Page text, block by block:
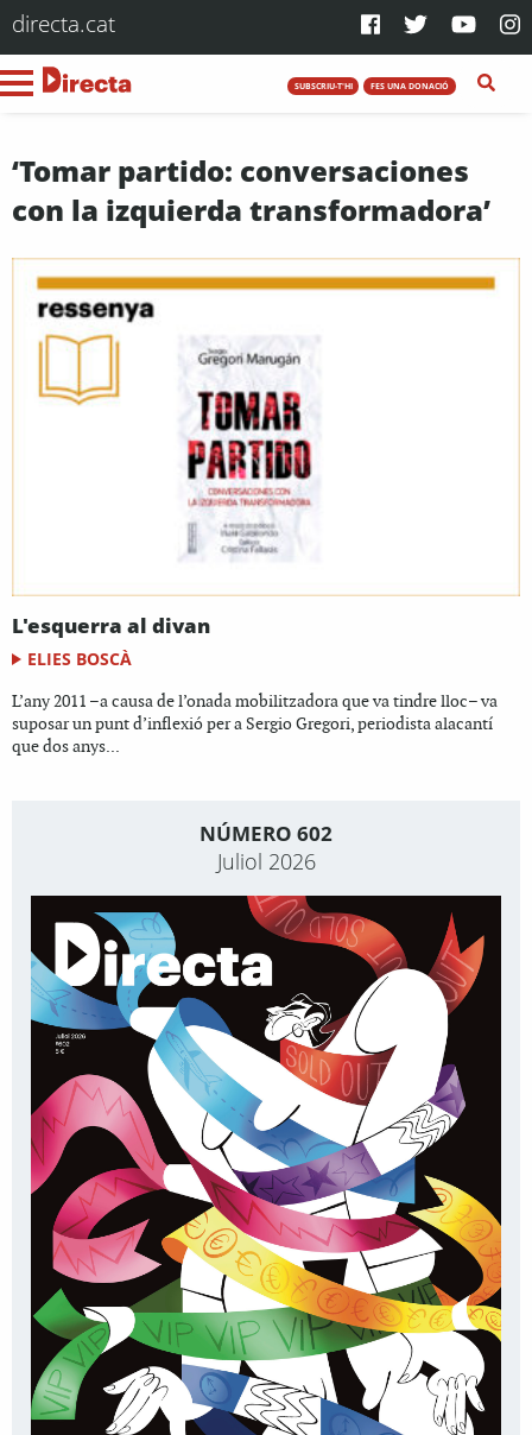
directa.cat
SUBSCRIU-T'HI FES UNA DONACIÓ
‘Tomar partido: conversaciones
con la izquierda transformadora’
L'esquerra al divan
ELIES BOSCÀ
L’any 2011 –a causa de l’onada mobilitzadora que va tindre lloc– va
suposar un punt d’inflexió per a Sergio Gregori, periodista alacantí
que dos anys...
NÚMERO 602
Juliol 2026